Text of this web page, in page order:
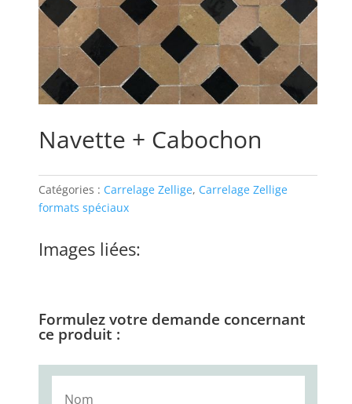
Navette + Cabochon
Catégories : Carrelage Zellige, Carrelage Zellige
formats spéciaux
Images liées:
Formulez votre demande concernant
ce produit :